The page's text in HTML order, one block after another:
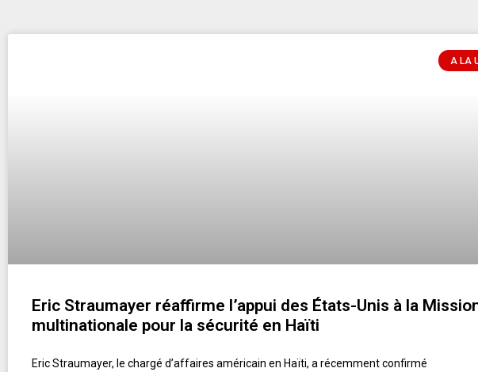
A LA
Eric Straumayer réaffirme l’appui des États-Unis à la
multinationale pour la sécurité en Haïti
Eric Straumayer, le chargé d’affaires américain en Haïti, a récemment confirmé